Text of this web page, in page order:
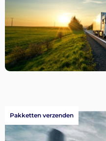
Pakketten verzenden